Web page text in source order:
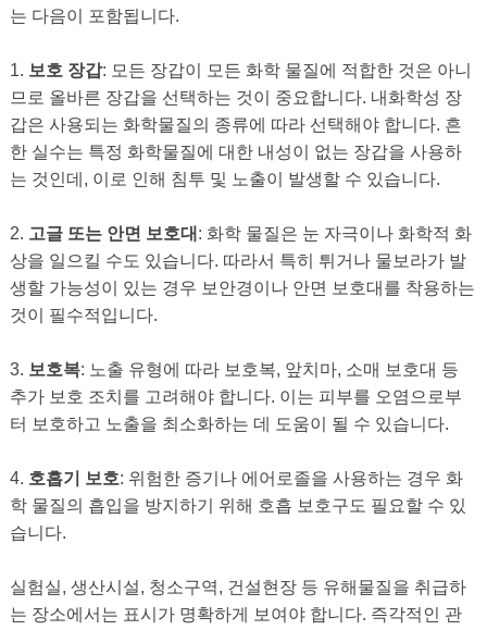
는 다음이 포함됩니다.
1. 보호 장갑: 모든 장갑이 모든 화학 물질에 적합한 것은 아니
므로 올바른 장갑을 선택하는 것이 중요합니다. 내화학성 장
갑은 사용되는 화학물질의 종류에 따라 선택해야 합니다. 흔
한 실수는 특정 화학물질에 대한 내성이 없는 장갑을 사용하
는 것인데, 이로 인해 침투 및 노출이 발생할 수 있습니다.
2. 고글 또는 안면 보호대 : 화학 물질은 눈 자극이나 화학적 화
상을 일으킬 수도 있습니다. 따라서 특히 튀거나 물보라가 발
생할 가능성이 있는 경우 보안경이나 안면 보호대를 착용하는
것이 필수적입니다.
3. 보호복: 노출 유형에 따라 보호복, 앞치마, 소매 보호대 등
추가 보호 조치를 고려해야 합니다. 이는 피부를 오염으로부
터 보호하고 노출을 최소화하는 데 도움이 될 수 있습니다.
4. 호흡기 보호: 위험한 증기나 에어로졸을 사용하는 경우 화
학 물질의 흡입을 방지하기 위해 호흡 보호구도 필요할 수 있
습니다.
실험실, 생산시설, 청소구역, 건설현장 등 유해물질을 취급하
는 장소에서는 표시가 명확하게 보여야 합니다. 즉각적인 관